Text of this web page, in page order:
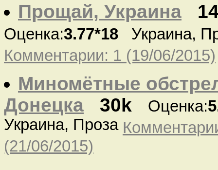
Прощай, Украина
Оценка:3.77*18 Украина,
Комментарии: 1 (19/06/2015)
Миномётные
Донецка
30k Оценка:
Украина, Проза
(21/06/2015)